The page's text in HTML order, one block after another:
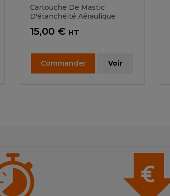
Cartouche De Mastic
D'étanchéité Aéraulique
Prix
15,00 € HT
Commander Voir